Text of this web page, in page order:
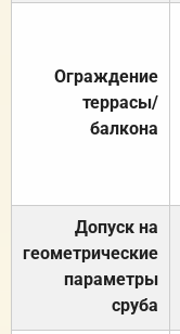
Ограждение
террасы/
балкона
Допуск на
геометрические
параметры
сруба